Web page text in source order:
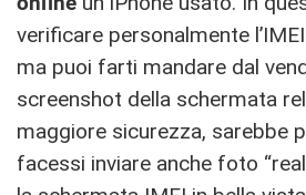
verificare personalmente
ma puoi farti mandare dal
screenshot della schermata
maggiore sicurezza, sarebbe
facessi inviare anche foto